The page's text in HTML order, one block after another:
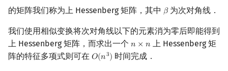
的矩阵我们称为上 Hessenberg 矩阵，其中 𝛽
β 为次对角线．
我们使用相似变换将次对角线以下的元素消为零后即能得到
上 Hessenberg 矩阵，而求出一个 𝑛 × 𝑛
n ×n
上 Hessenberg 矩
阵的特征多项式则可在 𝑂(𝑛3)
O(n3) 时间完成．